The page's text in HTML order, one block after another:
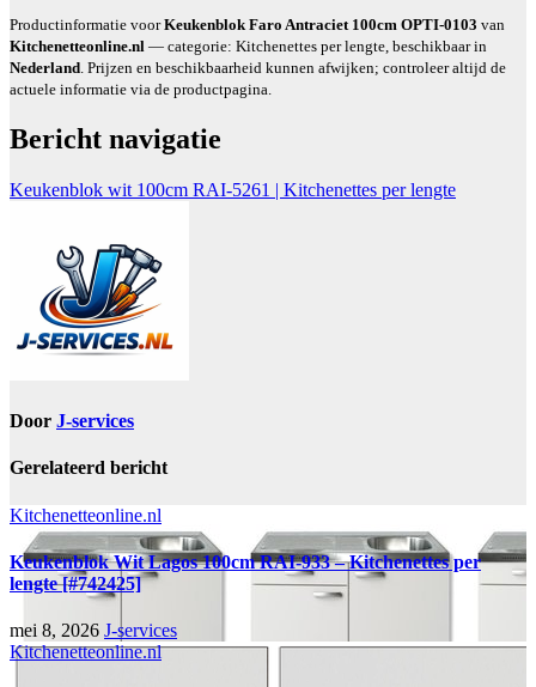
Productinformatie voorKeukenblok Faro Antraciet 100cm OPTI-0103 van
Kitchenetteonline.nl — categorie: Kitchenettes per lengte, beschikbaar in
Nederland. Prijzen en beschikbaarheid kunnen afwijken; controleer altijd de
actuele informatie via de productpagina.
Bericht navigatie
Keukenblok wit 100cm RAI-5261 | Kitchenettes per lengte
Door J-services
Gerelateerd bericht
Kitchenetteonline.nl
Keukenblok Wit Lagos 100cm RAI-933 – Kitchenettes per
lengte [#742425]
mei 8, 2026 J-services
Kitchenetteonline.nl